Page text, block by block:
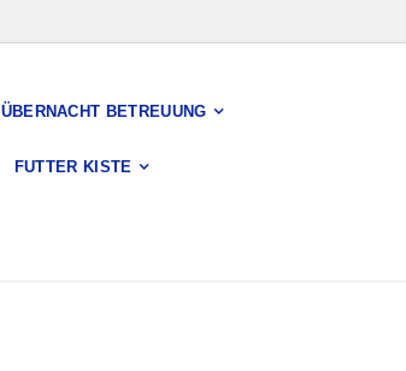
ÜBERNACHT BETREUUNG
FUTTER KISTE